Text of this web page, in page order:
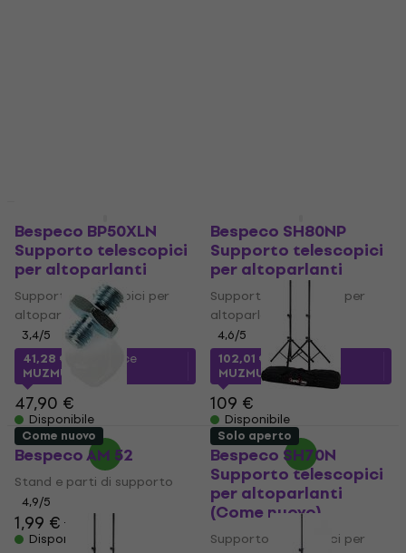
Bespeco BP50XLN
Supporto telescopici
per altoparlanti
Supporto telescopici per
altoparlanti
3,4/5
41,28 €
con codice
MUZMUZ-10
47,90 €
Disponibile
Bespeco SH80NP
Supporto telescopici
per altoparlanti
Supporto telescopici per
altoparlanti
4,6/5
102,01 € con codice
MUZMUZ-5
109 €
Disponibile
Bespeco AM 52
Stand e parti di supporto
4,9/5
1,99 €2,69 €
Disponibile
Bespeco SH70N
Supporto telescopici
per altoparlanti
(Come nuovo)
Supporto telescopici per
Come nuovo Solo aperto